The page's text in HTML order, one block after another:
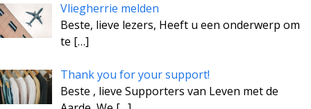
Vliegherrie melden
Beste, lieve lezers, Heeft u een onderwerp om
te […]
Thank you for your support!
Beste , lieve Supporters van Leven met de